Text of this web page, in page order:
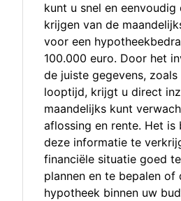
kunt u snel en eenvoudig
krijgen van de
voor een
100.000 euro. Door het
de juiste gegevens,
looptijd, krijgt u direct
maandelijks kunt
aflossing en rente. Het is
deze informatie te
financiële situatie goed
plannen en te bepalen of
hypotheek binnen uw